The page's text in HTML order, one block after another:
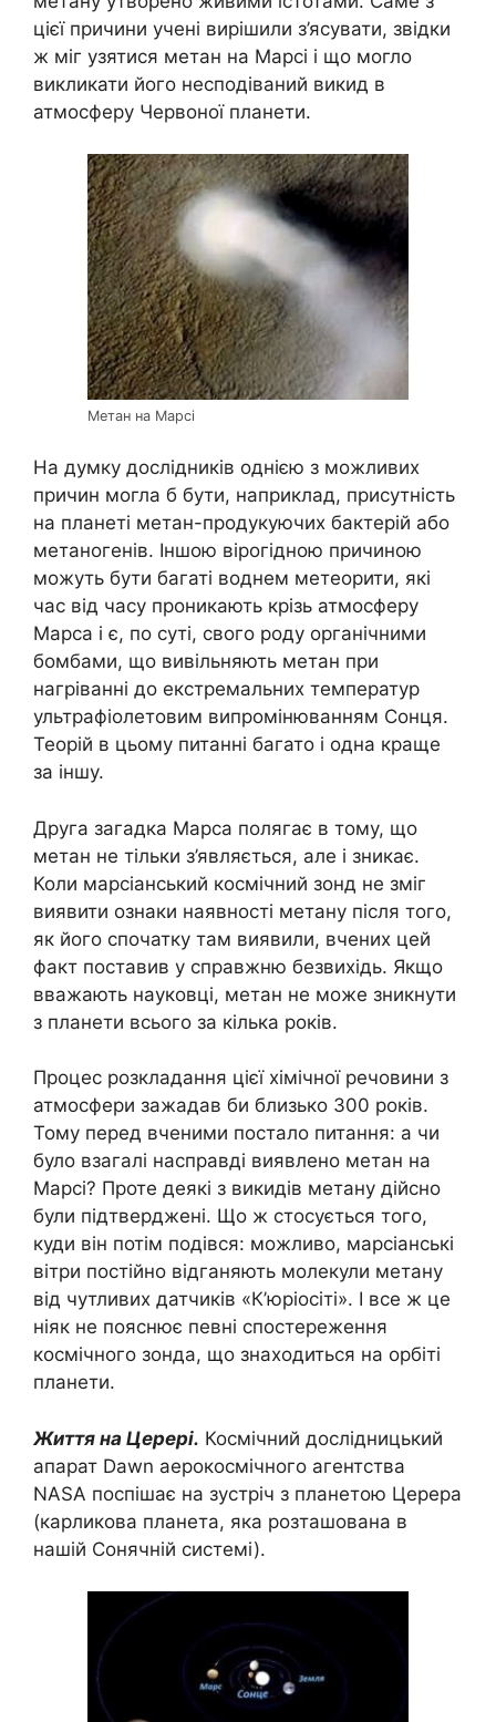
цієї причини учені вирішили з’ясувати, звідки
ж міг узятися метан на Марсі і що могло
викликати його несподіваний викид в
атмосферу Червоної планети.
Метан на Марсі
На думку дослідників однією з можливих
причин могла б бути, наприклад, присутність
на планеті метан-продукуючих бактерій або
метаногенів. Іншою вірогідною причиною
можуть бути багаті воднем метеорити, які
час від часу проникають крізь атмосферу
Марса і є, по суті, свого роду органічними
бомбами, що вивільняють метан при
нагріванні до екстремальних температур
ультрафіолетовим випромінюванням Сонця.
Теорій в цьому питанні багато і одна краще
за іншу.
Друга загадка Марса полягає в тому, що
метан не тільки з’являється, але і зникає.
Коли марсіанський космічний зонд не зміг
виявити ознаки наявності метану після того,
як його спочатку там виявили, вчених цей
факт поставив у справжню безвихідь. Якщо
вважають науковці, метан не може зникнути
з планети всього за кілька років.
Процес розкладання цієї хімічної речовини з
атмосфери зажадав би близько 300 років.
Тому перед вченими постало питання: а чи
було взагалі насправді виявлено метан на
Марсі? Проте деякі з викидів метану дійсно
були підтверджені. Що ж стосується того,
куди він потім подівся: можливо, марсіанські
вітри постійно відганяють молекули метану
від чутливих датчиків «К’юріосіті». І все ж це
ніяк не пояснює певні спостереження
космічного зонда, що знаходиться на орбіті
планети.
Життя на Церері. Космічний дослідницький
апарат Dawn аерокосмічного агентства
NASA поспішає на зустріч з планетою Церера
(карликова планета, яка розташована в
нашій Сонячній системі).